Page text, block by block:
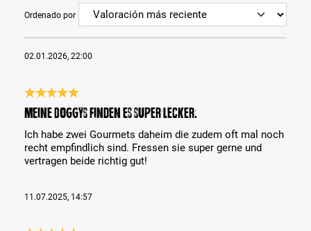
Ordenado por
02.01.2026, 22:00
Reseña con calificación de 5 de 5 estrellas
Meine Doggys finden es super lecker.
Ich habe zwei Gourmets daheim die zudem oft mal noch
recht empfindlich sind. Fressen sie super gerne und
vertragen beide richtig gut!
11.07.2025, 14:57